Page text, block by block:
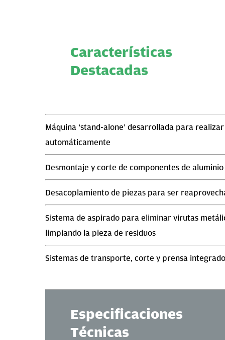
Características
Destacadas
Máquina ‘stand-alone’ desarrollada para
automáticamente
Desmontaje y corte de componentes de
Desacoplamiento de piezas para ser
Sistema de aspirado para eliminar virutas
limpiando la pieza de residuos
Sistemas de transporte, corte y prensa
Especificaciones
Técnicas